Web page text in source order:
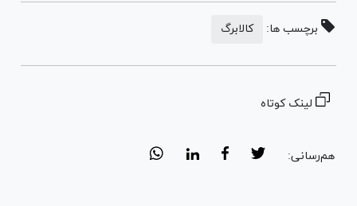
برچسب ها: کالابرگ
لینک کوتاه
هم‌رسانی: